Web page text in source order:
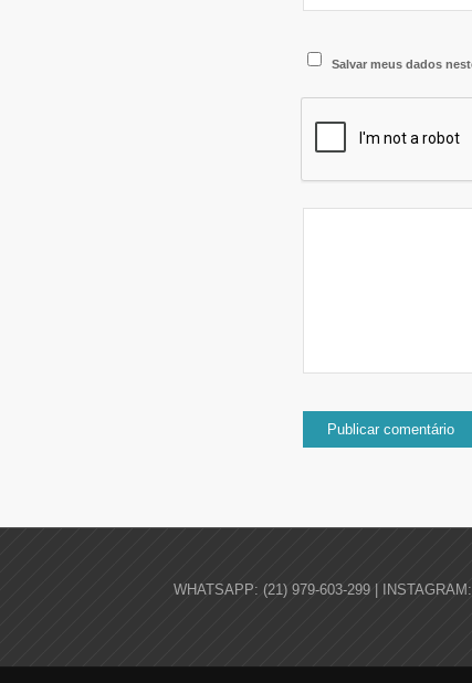
Salvar meus dados
WHATSAPP: (21) 979-603-299 |